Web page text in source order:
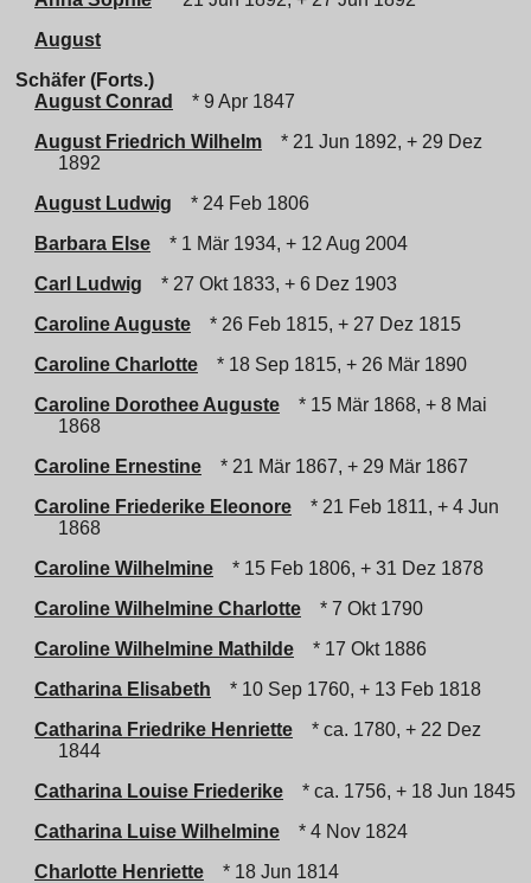
August
Schäfer (Forts.)
August Conrad
* 9 Apr 1847
August Friedrich Wilhelm
* 21 Jun 1892, + 29 Dez
1892
August Ludwig
* 24 Feb 1806
Barbara Else
* 1 Mär 1934, + 12 Aug 2004
Carl Ludwig
* 27 Okt 1833, + 6 Dez 1903
Caroline Auguste
* 26 Feb 1815, + 27 Dez 1815
Caroline Charlotte
* 18 Sep 1815, + 26 Mär 1890
Caroline Dorothee Auguste
* 15 Mär 1868, + 8 Mai
1868
Caroline Ernestine
* 21 Mär 1867, + 29 Mär 1867
Caroline Friederike Eleonore
* 21 Feb 1811, + 4 Jun
1868
Caroline Wilhelmine
* 15 Feb 1806, + 31 Dez 1878
Caroline Wilhelmine Charlotte
* 7 Okt 1790
Caroline Wilhelmine Mathilde
* 17 Okt 1886
Catharina Elisabeth
* 10 Sep 1760, + 13 Feb 1818
Catharina Friedrike Henriette
* ca. 1780, + 22 Dez
1844
Catharina Louise Friederike
* ca. 1756, + 18 Jun 1845
Catharina Luise Wilhelmine
* 4 Nov 1824
Charlotte Henriette
* 18 Jun 1814